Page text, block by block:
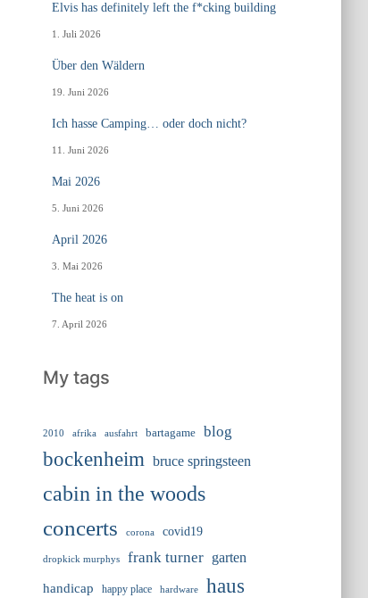
Elvis has definitely left the f*cking building
1. Juli 2026
Über den Wäldern
19. Juni 2026
Ich hasse Camping… oder doch nicht?
11. Juni 2026
Mai 2026
5. Juni 2026
April 2026
3. Mai 2026
The heat is on
7. April 2026
My tags
2010 afrika ausfahrt bartagame blog
bockenheim bruce springsteen
cabin in the woods
concerts
corona covid19
dropkick murphys frank turner
garten
handicap
happy place hardware haus